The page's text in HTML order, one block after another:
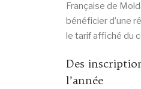
Française de
bénéficier d’une
le tarif affiché du
Des
l’année